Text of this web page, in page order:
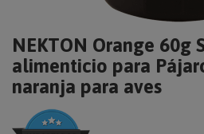
NEKTON Orange 60g
alimenticio para
naranja para aves